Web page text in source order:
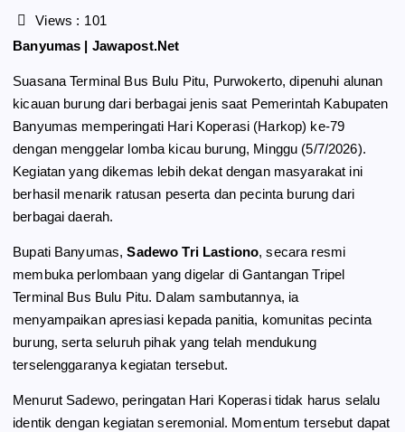
c
o
o
k
r
a
m
A
p
p
Views : 101
Banyumas | Jawapost.Net
Suasana Terminal Bus Bulu Pitu, Purwokerto, dipenuhi alunan
kicauan burung dari berbagai jenis saat Pemerintah Kabupaten
Banyumas memperingati Hari Koperasi (Harkop) ke-79
dengan menggelar lomba kicau burung, Minggu (5/7/2026).
Kegiatan yang dikemas lebih dekat dengan masyarakat ini
berhasil menarik ratusan peserta dan pecinta burung dari
berbagai daerah.
Bupati Banyumas,Sadewo Tri Lastiono, secara resmi
membuka perlombaan yang digelar di Gantangan Tripel
Terminal Bus Bulu Pitu. Dalam sambutannya, ia
menyampaikan apresiasi kepada panitia, komunitas pecinta
burung, serta seluruh pihak yang telah mendukung
terselenggaranya kegiatan tersebut.
Menurut Sadewo, peringatan Hari Koperasi tidak harus selalu
identik dengan kegiatan seremonial. Momentum tersebut dapat